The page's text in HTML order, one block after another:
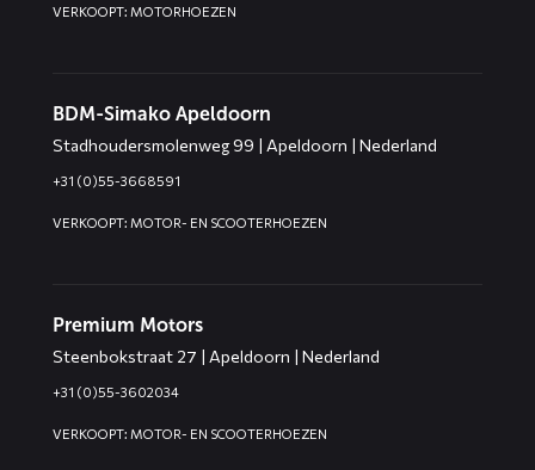
VERKOOPT: MOTORHOEZEN
BDM-Simako Apeldoorn
Stadhoudersmolenweg 99 | Apeldoorn | Nederland
+31 (0)55-3668591
VERKOOPT: MOTOR- EN SCOOTERHOEZEN
Premium Motors
Steenbokstraat 27 | Apeldoorn | Nederland
+31 (0)55-3602034
VERKOOPT: MOTOR- EN SCOOTERHOEZEN